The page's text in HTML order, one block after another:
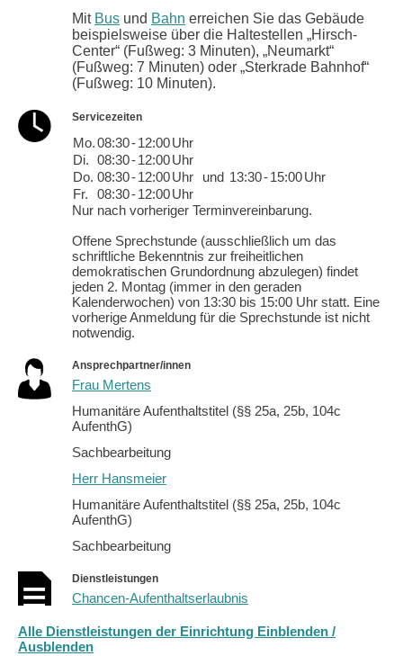
Mit Bus und Bahn erreichen Sie das Gebäude
beispielsweise über die Haltestellen „Hirsch-
Center“ (Fußweg: 3 Minuten), „Neumarkt“
(Fußweg: 7 Minuten) oder „Sterkrade Bahnhof“
(Fußweg: 10 Minuten).
Servicezeiten
Mo.08:30-12:00Uhr
Di. 08:30-12:00Uhr
Do. 08:30-12:00Uhr und 13:30-15:00Uhr
Fr.
08:30-12:00Uhr
Nur nach vorheriger Terminvereinbarung.
Offene Sprechstunde (ausschließlich um das
schriftliche Bekenntnis zur freiheitlichen
demokratischen Grundordnung abzulegen) findet
jeden 2. Montag (immer in den geraden
Kalenderwochen) von 13:30 bis 15:00 Uhr statt. Eine
vorherige Anmeldung für die Sprechstunde ist nicht
notwendig.
Ansprechpartner/innen
Frau Mertens
Humanitäre Aufenthaltstitel (§§ 25a, 25b, 104c
AufenthG)
Sachbearbeitung
Herr Hansmeier
Humanitäre Aufenthaltstitel (§§ 25a, 25b, 104c
AufenthG)
Sachbearbeitung
Dienstleistungen
Chancen-Aufenthaltserlaubnis
Alle Dienstleistungen der Einrichtung Einblenden /
Ausblenden